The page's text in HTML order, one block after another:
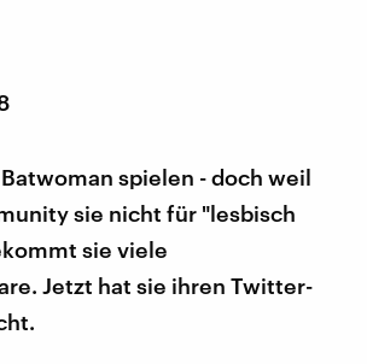
spielen - doch weil
sie nicht für "lesbisch
sie viele
Jetzt hat sie ihren Twitter-